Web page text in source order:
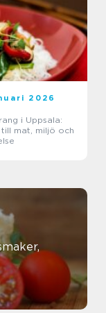
2026
i Uppsala:
till mat, miljö och